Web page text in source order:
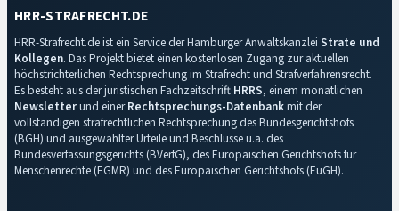
HRR-STRAFRECHT.DE
HRR-Strafrecht.de ist ein Service der Hamburger Anwaltskanzlei Strate und
Kollegen. Das Projekt bietet einen kostenlosen Zugang zur aktuellen
höchstrichterlichen Rechtsprechung im Strafrecht und Strafverfahrensrecht.
Es besteht aus der juristischen Fachzeitschrift HRRS, einem monatlichen
Newsletterund einerRechtsprechungs-Datenbankmit der
vollständigen strafrechtlichen Rechtsprechung des Bundesgerichtshofs
(BGH) und ausgewählter Urteile und Beschlüsse u.a. des
Bundesverfassungsgerichts (BVerfG), des Europäischen Gerichtshofs für
Menschenrechte (EGMR) und des Europäischen Gerichtshofs (EuGH).